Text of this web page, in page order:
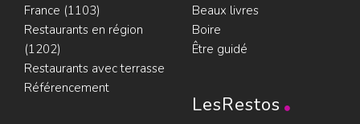
France (1103)
Restaurants en région
(1202)
Restaurants avec terrasse
Référencement
Beaux livres
Boire
Être guidé
LesRestos